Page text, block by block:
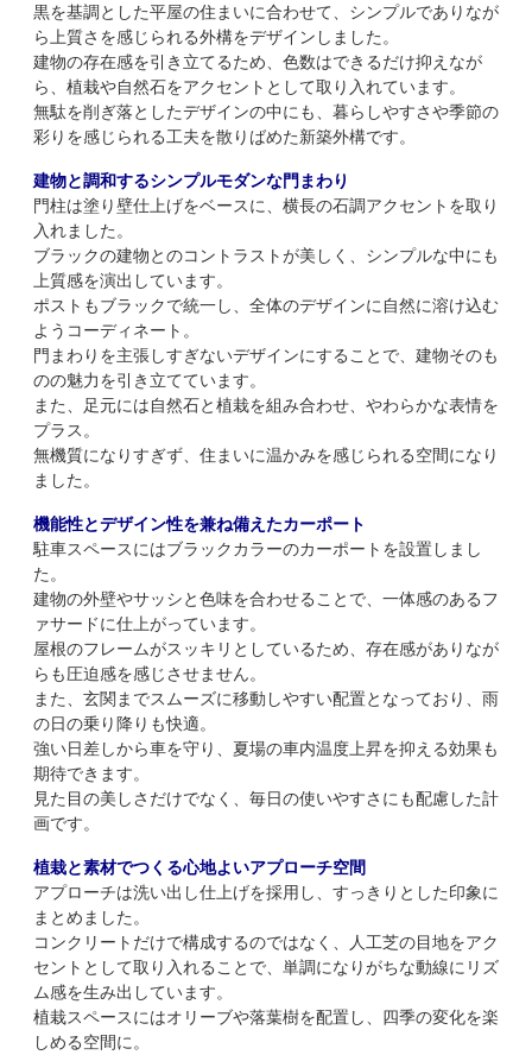
黒を基調とした平屋の住まいに合わせて、シンプルでありなが
ら上質さを感じられる外構をデザインしました。
建物の存在感を引き立てるため、色数はできるだけ抑えなが
ら、植栽や自然石をアクセントとして取り入れています。
無駄を削ぎ落としたデザインの中にも、暮らしやすさや季節の
彩りを感じられる工夫を散りばめた新築外構です。
建物と調和するシンプルモダンな門まわり
門柱は塗り壁仕上げをベースに、横長の石調アクセントを取り
入れました。
ブラックの建物とのコントラストが美しく、シンプルな中にも
上質感を演出しています。
ポストもブラックで統一し、全体のデザインに自然に溶け込む
ようコーディネート。
門まわりを主張しすぎないデザインにすることで、建物そのも
のの魅力を引き立てています。
また、足元には自然石と植栽を組み合わせ、やわらかな表情を
プラス。
無機質になりすぎず、住まいに温かみを感じられる空間になり
ました。
機能性とデザイン性を兼ね備えたカーポート
駐車スペースにはブラックカラーのカーポートを設置しまし
た。
建物の外壁やサッシと色味を合わせることで、一体感のあるフ
ァサードに仕上がっています。
屋根のフレームがスッキリとしているため、存在感がありなが
らも圧迫感を感じさせません。
また、玄関までスムーズに移動しやすい配置となっており、雨
の日の乗り降りも快適。
強い日差しから車を守り、夏場の車内温度上昇を抑える効果も
期待できます。
見た目の美しさだけでなく、毎日の使いやすさにも配慮した計
画です。
植栽と素材でつくる心地よいアプローチ空間
アプローチは洗い出し仕上げを採用し、すっきりとした印象に
まとめました。
コンクリートだけで構成するのではなく、人工芝の目地をアク
セントとして取り入れることで、単調になりがちな動線にリズ
ム感を生み出しています。
植栽スペースにはオリーブや落葉樹を配置し、四季の変化を楽
しめる空間に。